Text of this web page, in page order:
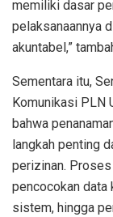
memiliki dasar
pelaksanaannya
akuntabel,”
Sementara itu,
Komunikasi PLN
bahwa
langkah penting
perizinan.
pencocokan data
sistem, hingga